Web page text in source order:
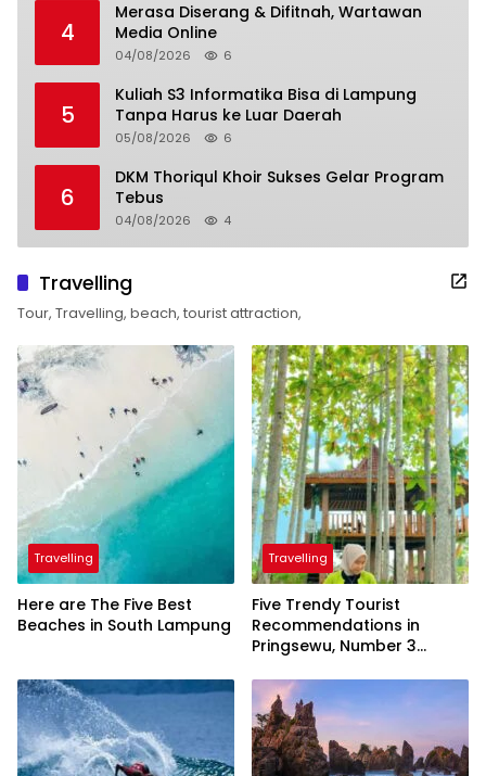
4
Merasa Diserang & Difitnah, Wartawan
Media Online
04/08/2026 6
5
Kuliah S3 Informatika Bisa di Lampung
Tanpa Harus ke Luar Daerah
05/08/2026 6
6
DKM Thoriqul Khoir Sukses Gelar Program
Tebus
04/08/2026 4
Travelling
Tour, Travelling, beach, tourist attraction,
Travelling
Here are The Five Best
Beaches in South Lampung
Travelling
Five Trendy Tourist
Recommendations in
Pringsewu, Number 3
President